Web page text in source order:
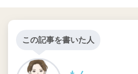
この記事を書いた人